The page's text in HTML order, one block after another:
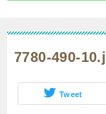
7780-490-
Tweet